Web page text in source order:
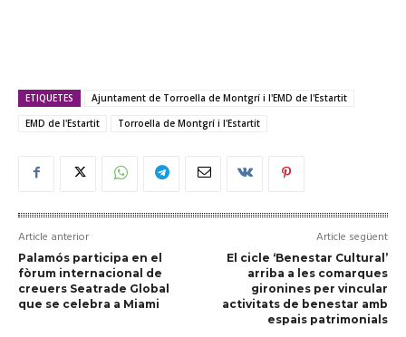
ETIQUETES
Ajuntament de Torroella de Montgrí i l'EMD de l'Estartit
EMD de l'Estartit
Torroella de Montgrí i l'Estartit
Article anterior
Palamós participa en el
fòrum internacional de
creuers Seatrade Global
que se celebra a Miami
Article següent
El cicle ‘Benestar Cultural’
arriba a les comarques
gironines per vincular
activitats de benestar amb
espais patrimonials